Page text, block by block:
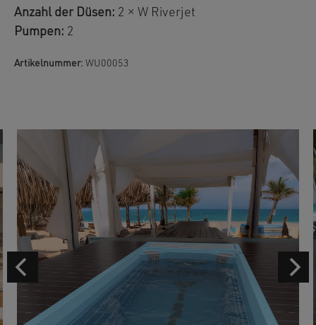
Anzahl der Düsen: 2 × W Riverjet
Pumpen: 2
Artikelnummer: WU00053